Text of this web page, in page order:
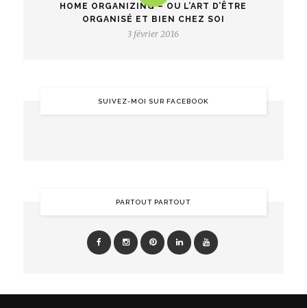
HOME ORGANIZING – OU L’ART D’ÊTRE
ORGANISÉ ET BIEN CHEZ SOI
3 février 2016
SUIVEZ-MOI SUR FACEBOOK
PARTOUT PARTOUT